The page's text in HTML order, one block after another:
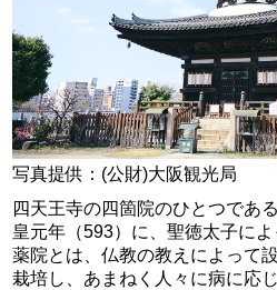
写真提供：(公財)大阪観光局
四天王寺の四箇院のひとつであ
皇元年（593）に、聖徳太子に
薬院とは、仏教の教えによって
栽培し、あまねく人々に病に応